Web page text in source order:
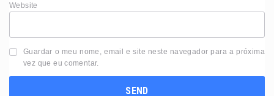
Website
Guardar o meu nome, email e site neste navegador para a próxima
vez que eu comentar.